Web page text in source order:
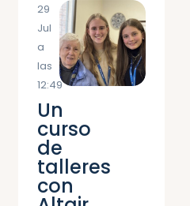
29
Jul
a
las
12:49
Un
curso
de
talleres
con